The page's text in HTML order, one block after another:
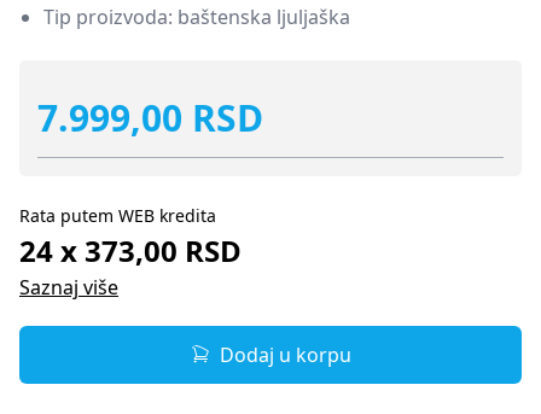
Tip proizvoda: baštenska ljuljaška
7.999,00 RSD
Rata putem WEB kredita
24 x 373,00 RSD
Saznaj više
Dodaj u korpu